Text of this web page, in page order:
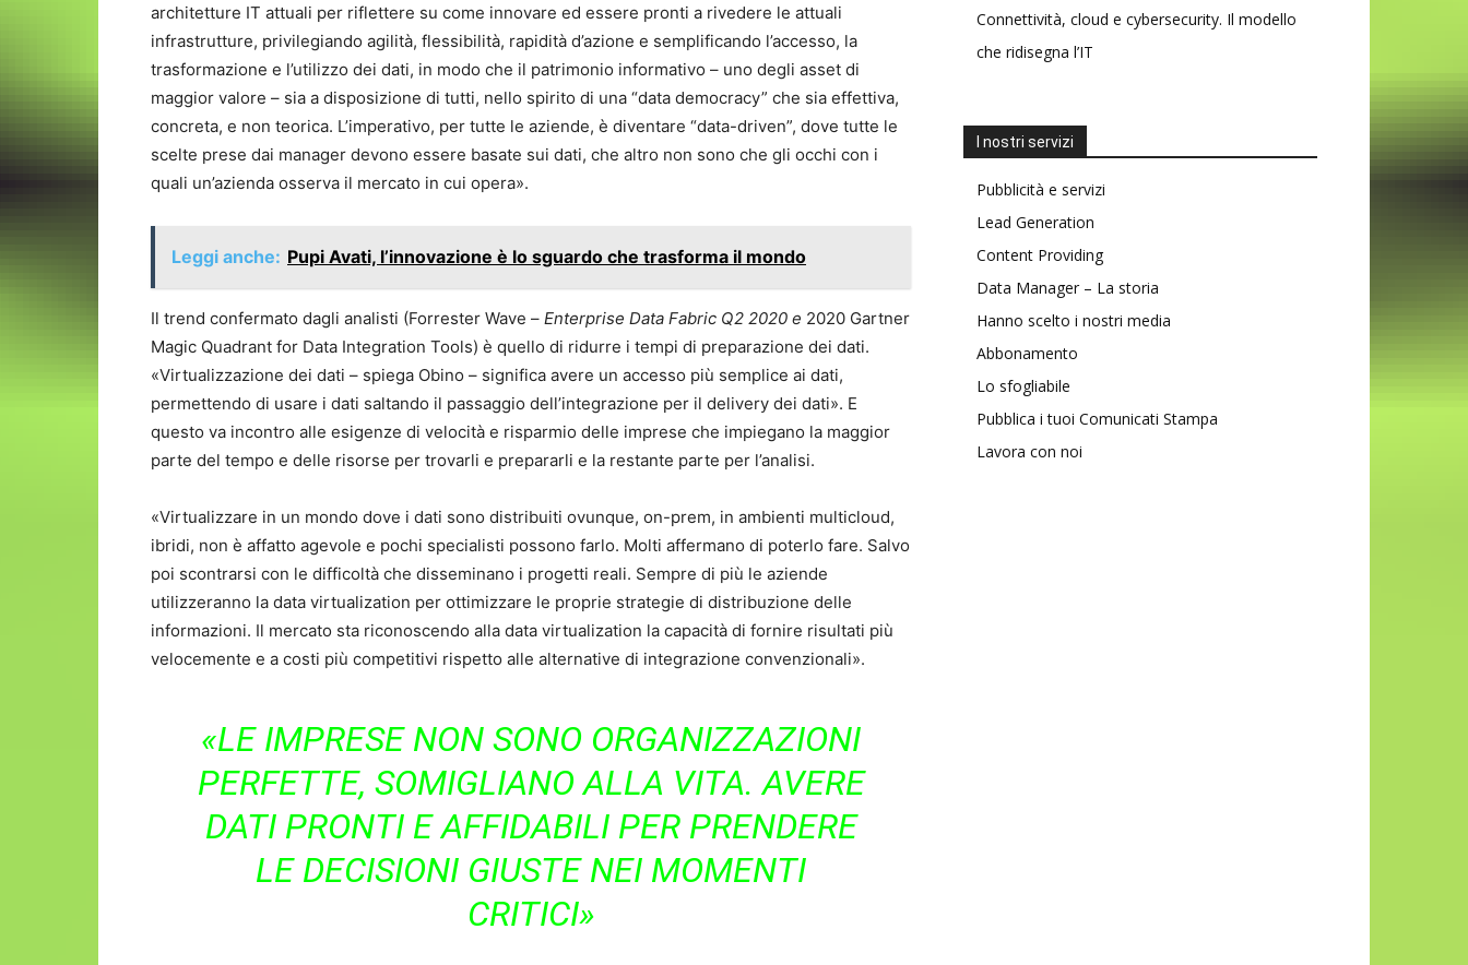
architetture IT attuali per riflettere su come innovare ed essere pronti a rivedere le attuali
infrastrutture, privilegiando agilità, flessibilità, rapidità d’azione e semplificando l’accesso, la
trasformazione e l’utilizzo dei dati, in modo che il patrimonio informativo – uno degli asset di
maggior valore – sia a disposizione di tutti, nello spirito di una “data democracy” che sia effettiva,
concreta, e non teorica. L’imperativo, per tutte le aziende, è diventare “data-driven”, dove tutte le
scelte prese dai manager devono essere basate sui dati, che altro non sono che gli occhi con i
quali un’azienda osserva il mercato in cui opera».
Leggi anche: Pupi Avati, l’innovazione è lo sguardo che trasforma il mondo
Il trend confermato dagli analisti (Forrester Wave – Enterprise Data Fabric Q2 2020 e 2020 Gartner
Magic Quadrant for Data Integration Tools) è quello di ridurre i tempi di preparazione dei dati.
«Virtualizzazione dei dati – spiega Obino – significa avere un accesso più semplice ai dati,
permettendo di usare i dati saltando il passaggio dell’integrazione per il delivery dei dati». E
questo va incontro alle esigenze di velocità e risparmio delle imprese che impiegano la maggior
parte del tempo e delle risorse per trovarli e prepararli e la restante parte per l’analisi.
«Virtualizzare in un mondo dove i dati sono distribuiti ovunque, on-prem, in ambienti multicloud,
ibridi, non è affatto agevole e pochi specialisti possono farlo. Molti affermano di poterlo fare. Salvo
poi scontrarsi con le difficoltà che disseminano i progetti reali. Sempre di più le aziende
utilizzeranno la data virtualization per ottimizzare le proprie strategie di distribuzione delle
informazioni. Il mercato sta riconoscendo alla data virtualization la capacità di fornire risultati più
velocemente e a costi più competitivi rispetto alle alternative di integrazione convenzionali».
«LE IMPRESE NON SONO ORGANIZZAZIONI
PERFETTE, SOMIGLIANO ALLA VITA. AVERE
DATI PRONTI E AFFIDABILI PER PRENDERE
LE DECISIONI GIUSTE NEI MOMENTI
CRITICI»
Connettività, cloud e cybersecurity. Il modello
che ridisegna l’IT
I nostri servizi
Pubblicità e servizi
Lead Generation
Content Providing
Data Manager – La storia
Hanno scelto i nostri media
Abbonamento
Lo sfogliabile
Pubblica i tuoi Comunicati Stampa
Lavora con noi